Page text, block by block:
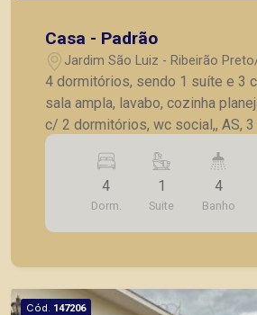
Casa - Padrão
Jardim São Luiz - Ribeirão
4 dormitórios, sendo 1 suíte e 3
sala ampla, lavabo, cozinha
c/ 2 dormitórios, wc social,, AS,
garagem.
4
Dorm.
1
Suite
4
Banho
Cód. 147206